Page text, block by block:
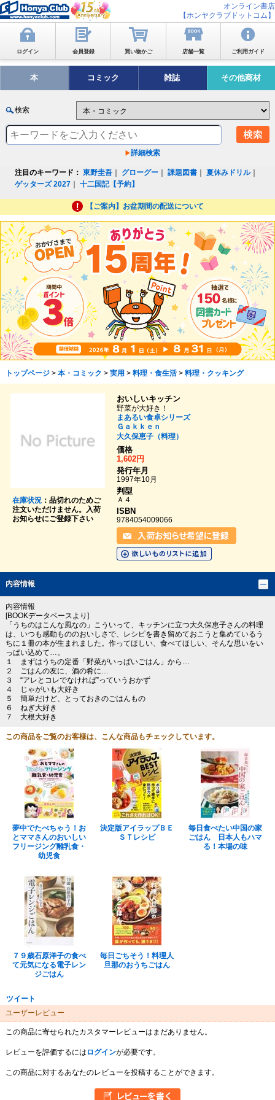
オンライン書店
【ホンヤクラブドットコム】
ログイン 会員登録 買い物かご 店舗一覧 ご利用ガイド
本 コミック 雑誌 その他商材
検索
詳細検索
注目のキーワード： 東野圭吾 グローグー ｜課題図書 ｜夏休みドリル｜
ゲッターズ 2027 ｜十二国記【予約】
【ご案内】お盆期間の配送について
トップページ> 本・コミック > 実用 > 料理・食生活> 料理・クッキング
在庫状況：品切れのためご
注文いただけません。入荷
お知らせにご登録下さい
おいしいキッチン
野菜が大好き！
まあるい食卓シリーズ
Ｇａｋｋｅｎ
大久保恵子（料理）
価格
1,602円
発行年月
1997年10月
判型
Ａ４
ISBN
9784054009066
内容情報
内容情報
[BOOKデータベースより]
「うちのはこんな風なの」こういって、キッチンに立つ大久保恵子さんの料理
は、いつも感動もののおいしさで、レシピを書き留めておこうと集めているう
ちに１冊の本が生まれました。作ってほしい、食べてほしい、そんな思いをい
っぱい込めて…。
１ まずはうちの定番「野菜がいっぱいごはん」から…
２ ごはんの友に、酒の肴に…
３ “アレとコレでなければ”っていうおかず
４ じゃがいも大好き
５ 簡単だけど、とっておきのごはんもの
６ ねぎ大好き
７ 大根大好き
この商品をご覧のお客様は、こんな商品もチェックしています。
夢中でたべちゃう！お
とママさんのおいしい
フリージング離乳食・
幼児食
決定版アイラップＢＥ
ＳＴレシピ
毎日食べたい中国の家
ごはん 日本人もハマ
る！本場の味
７９歳石原洋子の食べ
て元気になる電子レン
ジごはん
毎日ごちそう！料理人
旦那のおうちごはん
ツイート
ユーザーレビュー
この商品に寄せられたカスタマーレビューはまだありません。
レビューを評価するには ログインが必要です。
この商品に対するあなたのレビューを投稿することができます。